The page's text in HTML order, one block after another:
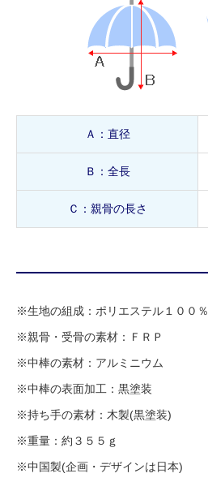
Ａ：直径
Ｂ：全長
Ｃ：親骨の長さ
※生地の組成：ポリエステル１００％
※親骨・受骨の素材：ＦＲＰ
※中棒の素材：アルミニウム
※中棒の表面加工：黒塗装
※持ち手の素材：木製(黒塗装)
※重量：約３５５ｇ
※中国製(企画・デザインは日本)